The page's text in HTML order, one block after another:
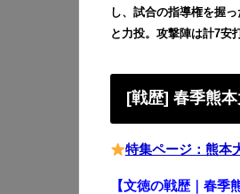
し、試合の指導権を握
と力投。攻撃陣は計7安
[戦歴] 春季熊
特集ページ：熊本
【文徳の戦歴｜春季